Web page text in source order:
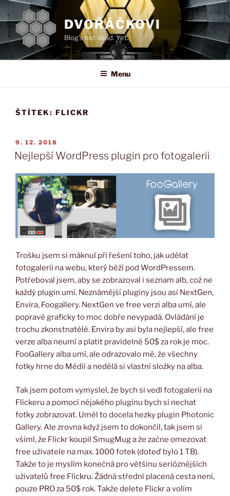
k
obsahu
webu
DVOŘÁČKOVI
Blog's not dead. Yet.
Menu
ŠTÍTEK: FLICKR
PUBLIKOVÁNO
9. 12. 2018
Nejlepší WordPress plugin pro fotogalerii
Trošku jsem si máknul při řešení toho, jak udělat
fotogalerii na webu, který běží pod WordPressem.
Potřeboval jsem, aby se zobrazoval i seznam alb, což ne
každý plugin umí. Neznámější pluginy jsou asi NextGen,
Envira, Foogallery. NextGen ve free verzi alba umí, ale
popravě graficky to moc dobře nevypadá. Ovládání je
trochu zkonstnatělé. Envira by asi byla nejlepší, ale free
verze alba neumí a platit pravidelně 50$ za rok je moc.
FooGallery alba umí, ale odrazovalo mě, že všechny
fotky hrne do Médií a nedělá si vlastní složky na alba.
Tak jsem potom vymyslel, že bych si vedl fotogalerii na
Flickeru a pomocí nějakého pluginu bych si nechat
fotky zobrazovat. Uměl to docela hezky plugin Photonic
Gallery. Ale zrovna když jsem to dokončil, tak jsem si
všiml, že Flickr koupil SmugMug a že začne omezovat
free uživatele na max. 1000 fotek (doteď bylo 1 TB).
Takže to je myslím konečná pro většinu serióznějších
uživatelů free Flickru. Žádná střední placená cesta není,
pouze PRO za 50$ rok. Takže delete Flickr a volím